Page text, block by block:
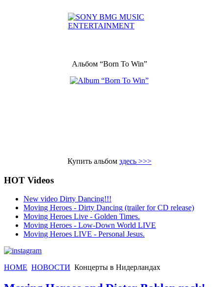
Альбом “Born To Win”
Купить альбом здесь >>>
HOT Videos
New video Dirty Dancing!!!
Moving Heroes - Dirty Dancing (trailer for CD release)
Moving Heroes Live - Golden Times.
Moving Heroes - Low-Down World LIVE
Moving Heroes LIVE - Personal Jesus.
HOME НОВОСТИ Концерты в Нидерландах